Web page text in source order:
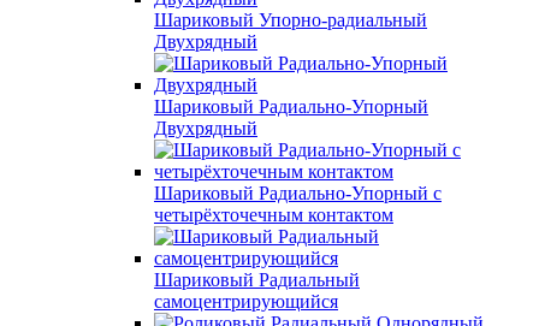
Шариковый Упорно-радиальный
Двухрядный
Шариковый Радиально-Упорный
Двухрядный
Шариковый Радиально-Упорный с
четырёхточечным контактом
Шариковый Радиальный
самоцентрирующийся